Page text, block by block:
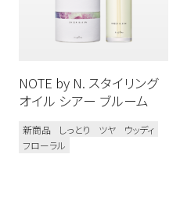
NOTE by N. スタイリング
オイル シアー ブルーム
新商品 しっとり ツヤ
ウッディ
フローラル